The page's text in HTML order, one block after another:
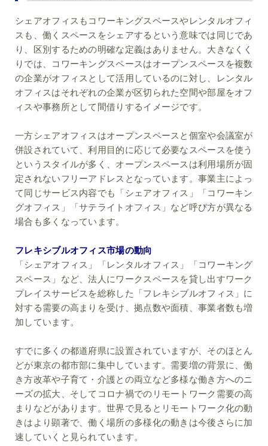
シェアオフィスもコワーキングスペースやレンタルオフィ
スも、働くスペースをシェアするという意味では同じであ
り、区別するための明確な定義はありません。大きなくく
りでは、コワーキングスペースはオープンスペースを複数
の企業がオフィスとして活用しているのに対し、レンタル
オフィスはそれぞれの企業が区切られた空間や部屋をオフ
ィスや事務所として間借りするイメージです。
一方シェアオフィスはオープンスペースと個室や会議室が
併設されていて、利用目的に応じて必要なスペースを使う
というスタイルが多く、オープンスペースは利用場所が固
定されないフリーアドレスとなっています。事業主によっ
て同じサービス内容でも「シェアオフィス」「コワーキン
グオフィス」「サテライトオフィス」など呼び方が異なる
場合も多くなっています。
フレキシブルオフィス市場の動向
「シェアオフィス」「レンタルオフィス」「コワーキング
スペース」など、法人にワークスペースを貸し出すワーク
プレイスサービスを総称した「フレキシブルオフィス」に
対する需要の高まりを受け、拠点数や面積、事業者数も増
加しています。
すでに多くの都道府県に設置されていますが、そのほとん
どが東京の都市部に集中しています。需要増の背景に、働
き方改革や子育て・介護との両立など多様な働き方へのニ
ーズの拡大、そしてコロナ禍でのリモートワーク需要の高
まりなどがあります。世界で見るとリモートワーク化の動
きはより顕著で、働く場所の多様化の動きは今後さらに加
速していくと見られています。